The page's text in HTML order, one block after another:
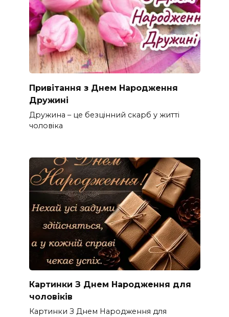
Привітання з Днем Народження
Дружині
Дружина – це безцінний скарб у житті
чоловіка
Картинки З Днем Народження для
чоловіків​
Картинки З Днем Народження для